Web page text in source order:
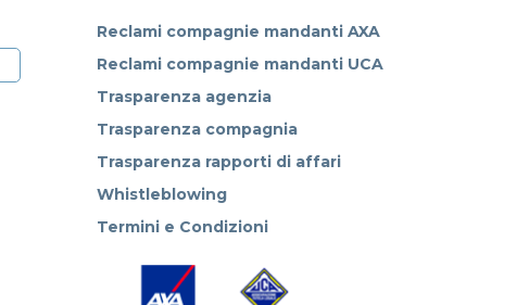
Reclami compagnie mandanti AXA
Reclami compagnie mandanti UCA
Trasparenza agenzia
Trasparenza compagnia
Trasparenza rapporti di affari
Whistleblowing
Termini e Condizioni